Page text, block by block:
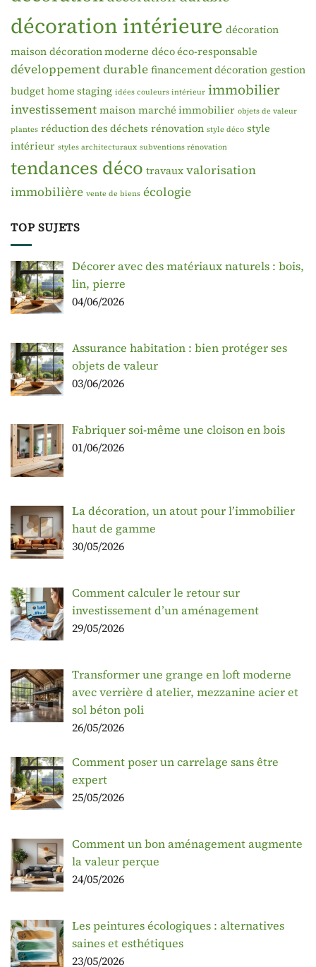
décoration intérieure décoration
maison décoration moderne déco éco-responsable
développement durable financement décoration gestion
budget home staging idées couleurs intérieur immobilier
investissement maison marché immobilier objets de valeur
plantes réduction des déchets rénovation style déco style
intérieur styles architecturaux subventions rénovation
tendances déco travaux valorisation
immobilière vente de biens écologie
TOP SUJETS
Décorer avec des matériaux naturels : bois,
lin, pierre
04/06/2026
Assurance habitation : bien protéger ses
objets de valeur
03/06/2026
Fabriquer soi-même une cloison en bois
01/06/2026
La décoration, un atout pour l’immobilier
haut de gamme
30/05/2026
Comment calculer le retour sur
investissement d’un aménagement
29/05/2026
Transformer une grange en loft moderne
avec verrière d atelier, mezzanine acier et
sol béton poli
26/05/2026
Comment poser un carrelage sans être
expert
25/05/2026
Comment un bon aménagement augmente
la valeur perçue
24/05/2026
Les peintures écologiques : alternatives
saines et esthétiques
23/05/2026